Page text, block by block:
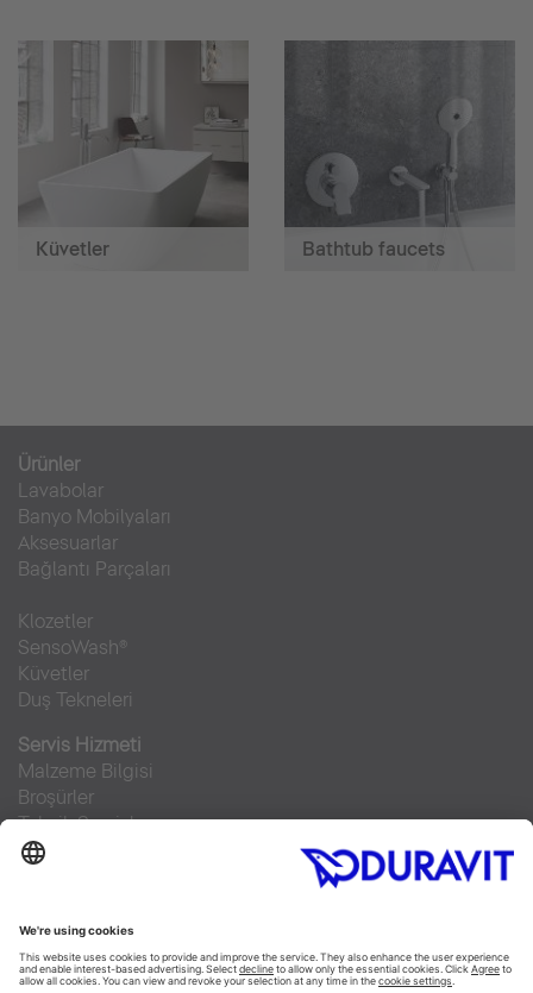
Küvetler Bathtub faucets
Ürünler
Lavabolar
Banyo Mobilyaları
Aksesuarlar
Bağlantı Parçaları
Klozetler
SensoWash®
Küvetler
Duş Tekneleri
Servis Hizmeti
Malzeme Bilgisi
Broşürler
Teknik Servisler
Sıkça sorulan sorular
Facebook
Instagram
Pinterest
RSS-Feed